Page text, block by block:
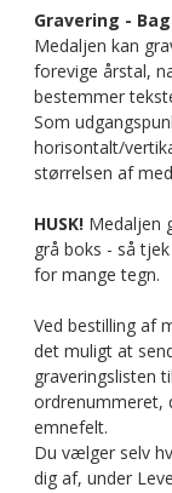
Gravering -
Medaljen kan
forevige årstal,
bestemmer
Som
horisontalt/
størrelsen af
HUSK! Medaljen
grå boks - så
for mange tegn.
Ved bestilling af
det muligt at
graveringslisten
ordrenummeret,
emnefelt.
Du vælger selv
dig af, under